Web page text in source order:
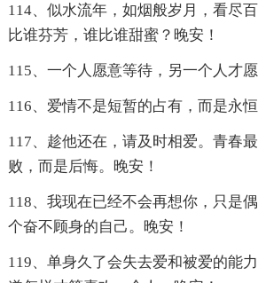
114、似水流年，如烟般岁月，看尽
比谁芬芳，谁比谁甜蜜？晚安！
115、一个人愿意等待，另一个人才
116、爱情不是短暂的占有，而是永
117、趁他还在，请及时相爱。青春
败，而是后悔。晚安！
118、我现在已经不会再想你，只是
个奋不顾身的自己。晚安！
119、单身久了会失去爱和被爱的能